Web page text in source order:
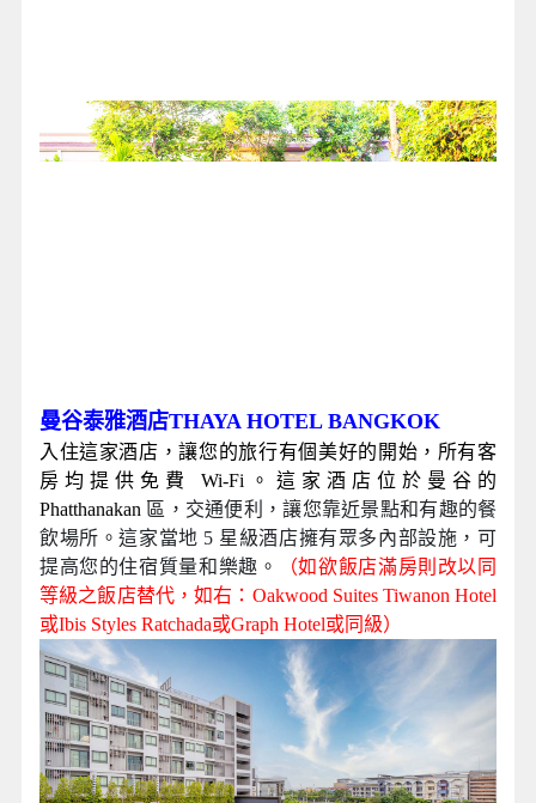
曼谷泰雅酒店THAYA HOTEL BANGKOK
入住這家酒店，讓您的旅行有個美好的開始，所有客
房均提供免費 Wi-Fi。這家酒店位於曼谷的
Phatthanakan 區，交通便利，讓您靠近景點和有趣的餐
飲場所。這家當地 5 星級酒店擁有眾多內部設施，可
提高您的住宿質量和樂趣。
（如欲飯店滿房則改以同
等級之飯店替代，如右：Oakwood Suites Tiwanon Hotel
或Ibis Styles Ratchada或Graph Hotel或同級）